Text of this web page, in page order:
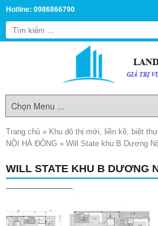
Hotline: 0986866790
Trang chủ » Khu đô thị mới, liền kề, biệt thự
NỘI HÀ ĐÔNG » Will State khu B Dương
WILL STATE KHU B DƯƠNG